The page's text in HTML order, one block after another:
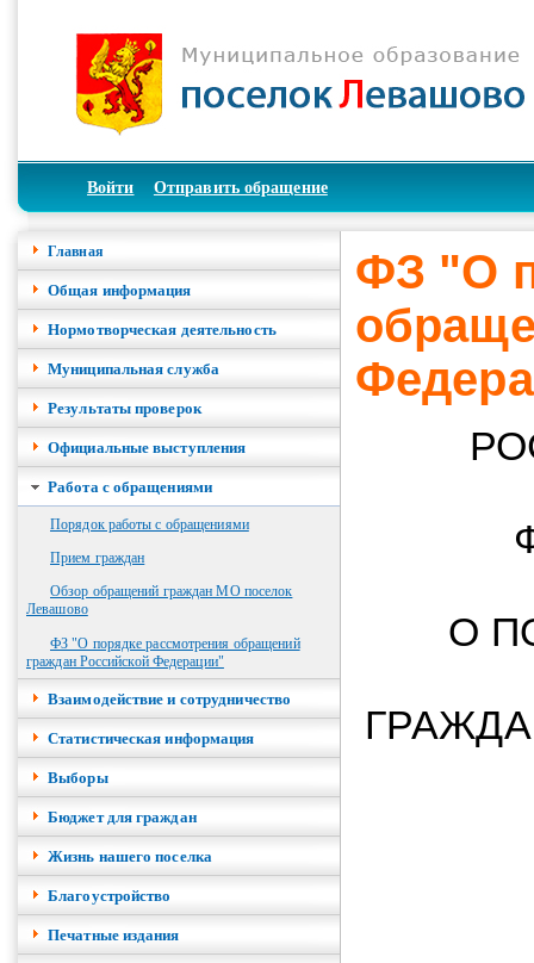
Войти Отправить обращение
Главная
Общая информация
Нормотворческая деятельность
Муниципальная служба
Результаты проверок
Официальные выступления
Работа с обращениями
Порядок работы с обращениями
Прием граждан
Обзор обращений граждан МО поселок
Левашово
ФЗ "О порядке рассмотрения обращений
граждан Российской Федерации"
Взаимодействие и сотрудничество
Cтатистическая информация
Выборы
Бюджет для граждан
Жизнь нашего поселка
Благоустройство
Печатные издания
ФЗ "О
О